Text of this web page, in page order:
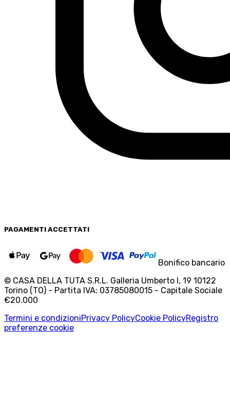
PAGAMENTI ACCETTATI
Bonifico bancario
© CASA DELLA TUTA S.R.L. Galleria Umberto I, 19 10122
Torino (TO) - Partita IVA: 03785080015 - Capitale Sociale
€20.000
Termini e condizioniPrivacy PolicyCookie PolicyRegistro
preferenze cookie